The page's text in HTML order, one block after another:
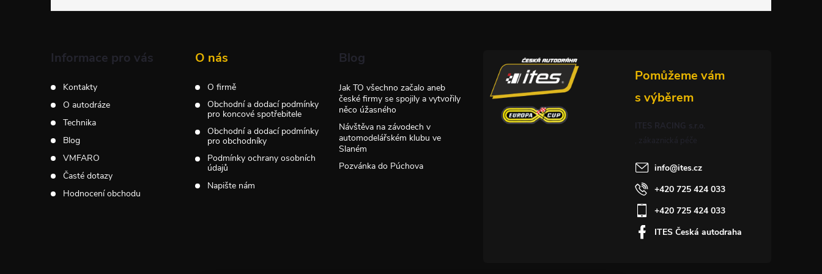
Informace pro vás
Kontakty
O autodráze
Technika
Blog
VMFARO
Časté dotazy
Hodnocení obchodu
O nás
O firmě
Obchodní a dodací podmínky
pro koncové spotřebitele
Obchodní a dodací podmínky
pro obchodníky
Podmínky ochrany osobních
údajů
Napište nám
Blog
Jak TO všechno začalo aneb
české firmy se spojily a vytvořily
něco úžasného
Návštěva na závodech v
automodelářském klubu ve
Slaném
Pozvánka do Púchova
ITES RACING s.r.o.
info@ites.cz
+420 725 424 033
+420 725 424 033
ITES Česká autodraha